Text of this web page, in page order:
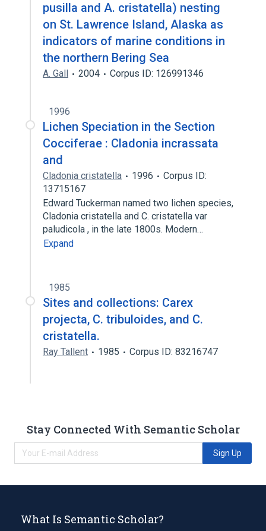
pusilla and A. cristatella) nesting
on St. Lawrence Island, Alaska as
indicators of marine conditions in
the northern Bering Sea
A. Gall 2004 Corpus ID: 126991346
1996
Lichen Speciation in the Section
Cocciferae : Cladonia incrassata
and
Cladonia cristatella 1996
Corpus ID:
13715167
Edward Tuckerman named two lichen species,
Cladonia cristatella and C. cristatella var
paludicola , in the late 1800s. Modern…
Expand
1985
Sites and collections: Carex
projecta, C. tribuloides, and C.
cristatella.
Ray Tallent 1985 Corpus ID: 83216747
Stay Connected With Semantic Scholar
Sign Up
What Is Semantic Scholar?